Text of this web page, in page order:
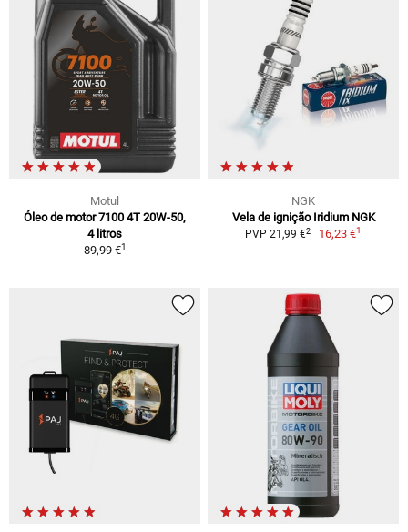
Motul
Óleo de motor 7100 4T 20W-50,
4 litros
89,99 €1
NGK
Vela de ignição Iridium NGK
PVP 21,99 €2 16,23 €1